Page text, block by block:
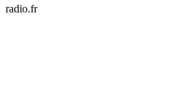
radio.fr